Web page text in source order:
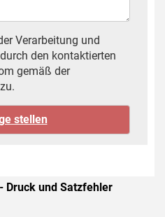
Verarbeitung und
den kontaktierten
gemäß der
zu.
Druck und Satzfehler